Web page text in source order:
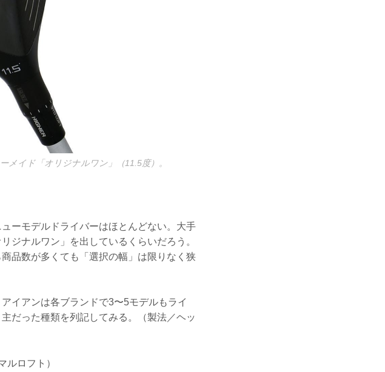
メイド「オリジナルワン」（11.5度）。
ーモデルドライバーはほとんどない。大手
ジナルワン」を出しているくらいだろう。
品数が多くても「選択の幅」は限りなく狭
イアンは各ブランドで3〜5モデルもライ
だった種類を列記してみる。（製法／ヘッ
ルロフト）